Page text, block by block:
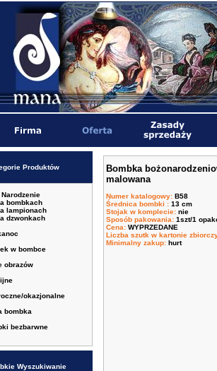
Produktów
Narodzenie
bombkach
lampionach
dzwonkach
w bombce
obrazów
okazjonalne
bombka
bezbarwne
Wyszukiwanie
Bombka
malowana
Numer katalogowy: B58
Średnica bombki : 13 cm
Stojak w komplecie: nie
Sposób pakowania: 1szt/1
Cena: WYPRZEDANE
Liczba szutk w kartonie
Minimalny zakup: hurt